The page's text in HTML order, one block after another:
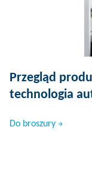
Przegląd
technologia
Do broszury